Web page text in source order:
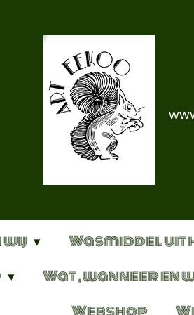
wij Wasmiddel uit
Wat , wanneer en